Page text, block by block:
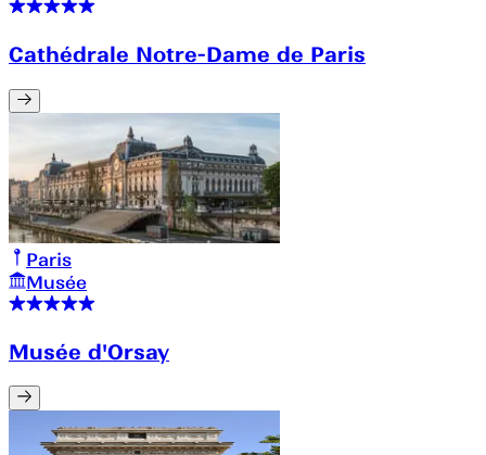
Cathédrale Notre-Dame de Paris
Paris
Musée
Musée d'Orsay